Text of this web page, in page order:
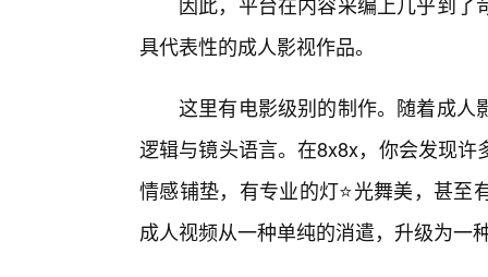
具代表性的成人影视作品。
这里有电影级别的制作。随着成人
逻辑与镜头语言。在8x8x，你会发现
情感铺垫，有专业的灯⭐光舞美，甚
成人视频从一种单纯的消遣，升级为一